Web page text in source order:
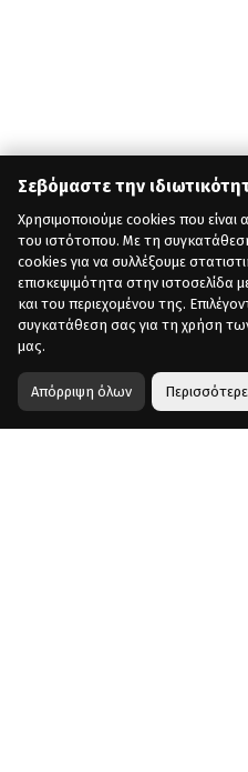
Σεβόμαστε την
Χρησιμοποιούμε cookies που είναι
του ιστότοπου. Με τη
cookies για να συλλέξουμε
επισκεψιμότητα στην ιστοσελίδα
και του περιεχομένου της.
συγκατάθεση σας για τη χρήση
μας.
Απόρριψη όλων